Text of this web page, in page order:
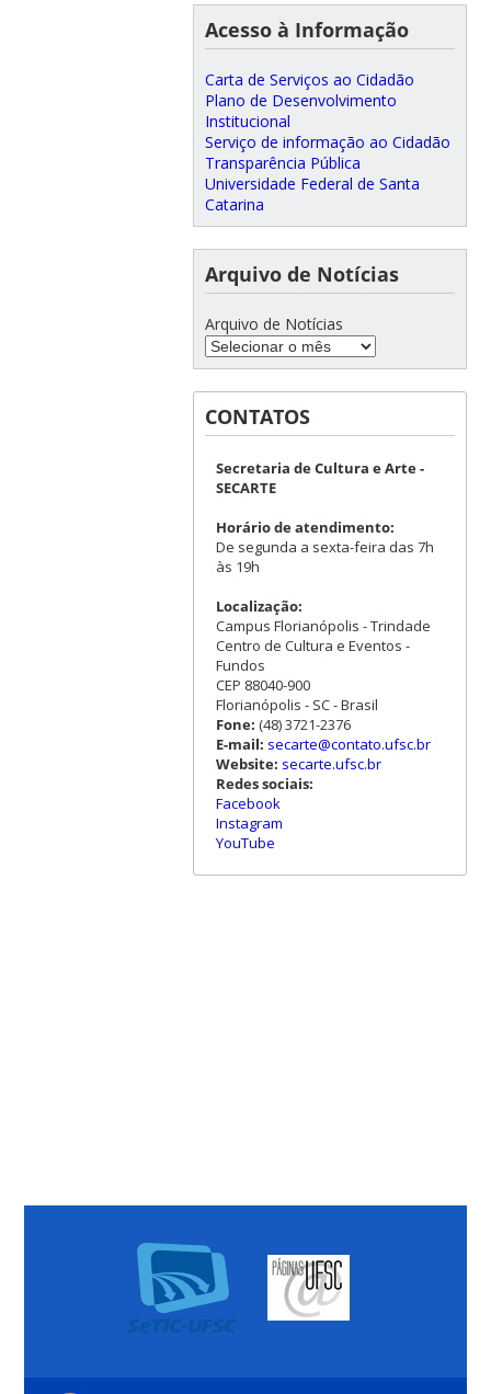
Acesso à Informação
Carta de Serviços ao Cidadão
Plano de Desenvolvimento
Institucional
Serviço de informação ao Cidadão
Transparência Pública
Universidade Federal de Santa
Catarina
Arquivo de Notícias
Arquivo de Notícias
CONTATOS
Secretaria de Cultura e Arte -
SECARTE
Horário de atendimento:
De segunda a sexta-feira das 7h
às 19h
Localização:
Campus Florianópolis - Trindade
Centro de Cultura e Eventos -
Fundos
CEP 88040-900
Florianópolis - SC - Brasil
Fone: (48) 3721-2376
E-mail: secarte@contato.ufsc.br
Website: secarte.ufsc.br
Redes sociais:
Facebook
Instagram
YouTube